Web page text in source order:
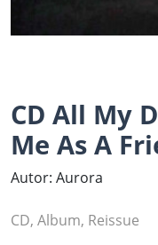
CD All My
Me As A
Autor: Aurora
CD, Album, Reissue